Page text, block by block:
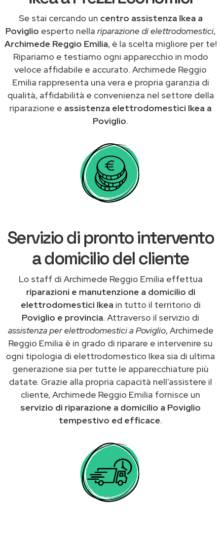
Se stai cercando un centro assistenza Ikea a
Poviglio esperto nella riparazione di elettrodomestici,
Archimede Reggio Emilia, è la scelta migliore per te!
Ripariamo e testiamo ogni apparecchio in modo
veloce affidabile e accurato. Archimede Reggio
Emilia rappresenta una vera e propria garanzia di
qualità, affidabilità e convenienza nel settore della
riparazione e assistenza elettrodomestici Ikea a
Poviglio.
Servizio di pronto intervento
a domicilio del cliente
Lo staff di Archimede Reggio Emilia effettua
riparazioni e manutenzione a domicilio di
elettrodomestici Ikea in tutto il territorio di
Poviglio e provincia. Attraverso il servizio di
assistenza per elettrodomestici a Poviglio, Archimede
Reggio Emilia è in grado di riparare e intervenire su
ogni tipologia di elettrodomestico Ikea sia di ultima
generazione sia per tutte le apparecchiature più
datate. Grazie alla propria capacità nell’assistere il
cliente, Archimede Reggio Emilia fornisce un
servizio di riparazione a domicilio a Poviglio
tempestivo ed efficace.